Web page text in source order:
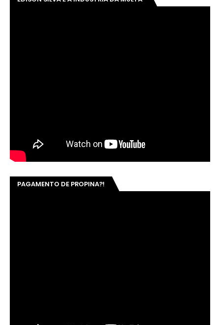
PAGAMENTO DE PROPINA?!